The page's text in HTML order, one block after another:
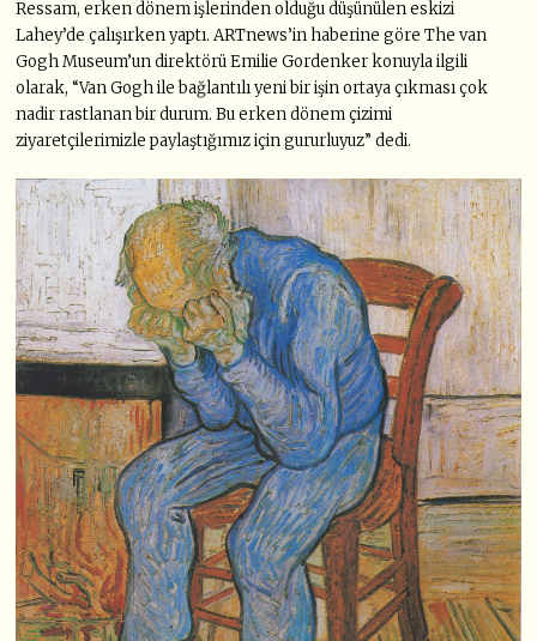
Ressam, erken dönem işlerinden olduğu düşünülen eskizi
Lahey’de çalışırken yaptı. ARTnews’in haberine göre The van
Gogh Museum’un direktörü Emilie Gordenker konuyla ilgili
olarak, “Van Gogh ile bağlantılı yeni bir işin ortaya çıkması çok
nadir rastlanan bir durum. Bu erken dönem çizimi
ziyaretçilerimizle paylaştığımız için gururluyuz” dedi.